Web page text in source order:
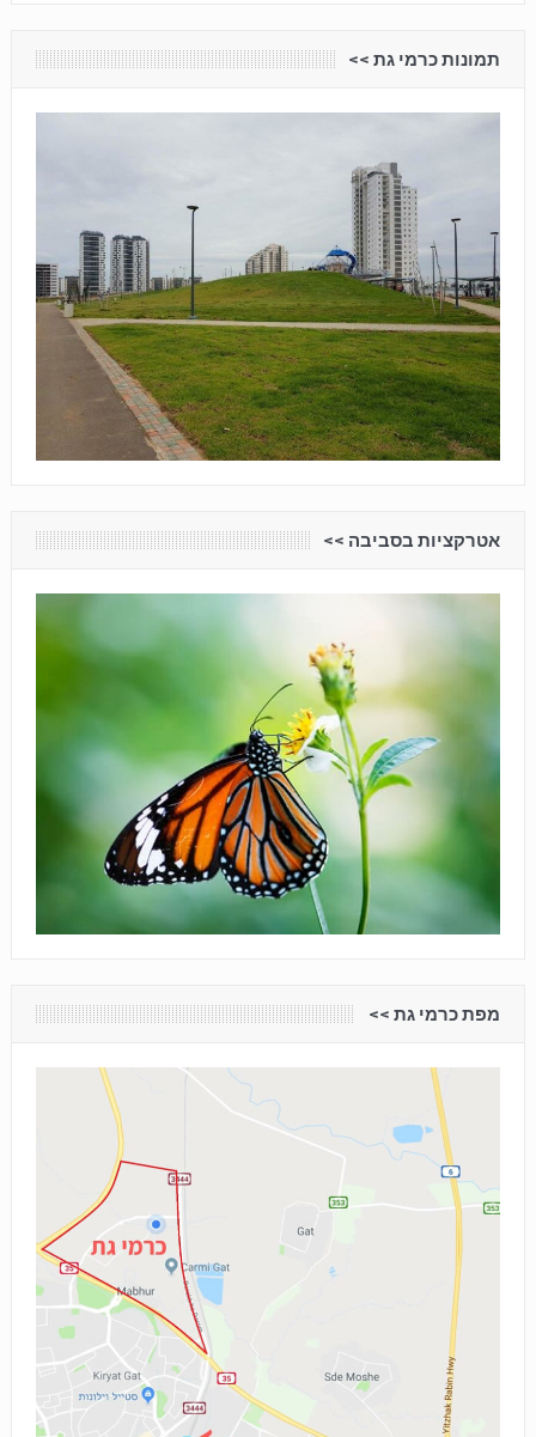
תמונות כרמי גת <<
אטרקציות בסביבה <<
מפת כרמי גת <<